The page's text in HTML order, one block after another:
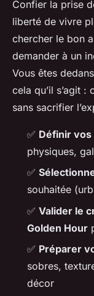
Confier la prise
liberté de vivre
chercher le bon
demander à un
Vous êtes
cela qu’il s’agit :
sans sacrifier
✅ Définir
physiques,
✅
souhaitée
✅ Valider le
Golden Hour
✅ Préparer
sobres,
décor